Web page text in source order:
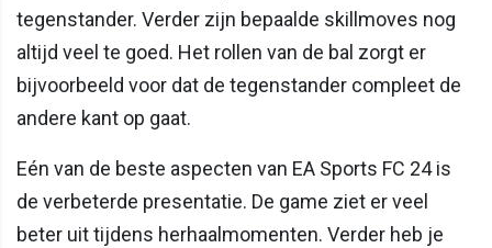
tegenstander. Verder zijn bepaalde skillmoves nog
altijd veel te goed. Het rollen van de bal zorgt er
bijvoorbeeld voor dat de tegenstander compleet de
andere kant op gaat.
Eén van de beste aspecten van EA Sports FC 24 is
de verbeterde presentatie. De game ziet er veel
beter uit tijdens herhaalmomenten. Verder heb je